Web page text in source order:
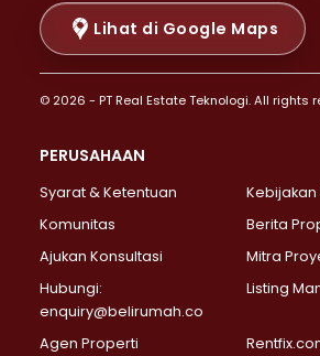
Properti Dijual di Kramat >
Properti Dijual di Pasar Baru >
Properti Dijual di Bendungan Hilir >
Properti Dijual di Jakarta
Properti Dijual di Lebak Bulus >
Properti Dijual di Gandaria Selatan >
Properti Dijual di Pondok Labu >
Properti Dijual di Lenteng Agung >
Properti Dijual di Senayan >
Properti Dijual di Pondok Pinang >
Lihat di Google Maps
© 2026 - PT Real Estate Teknologi. All rights
PERUSAHAAN
Syarat & Ketentuan
Kebijakan
Komunitas
Berita
Ajukan Konsultasi
Mitra
Hubungi:
enquiry@belirumah.co
Listing
Agen Properti